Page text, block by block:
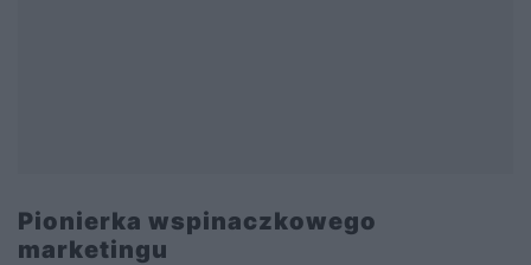
Pionierka wspinaczkowego
marketingu